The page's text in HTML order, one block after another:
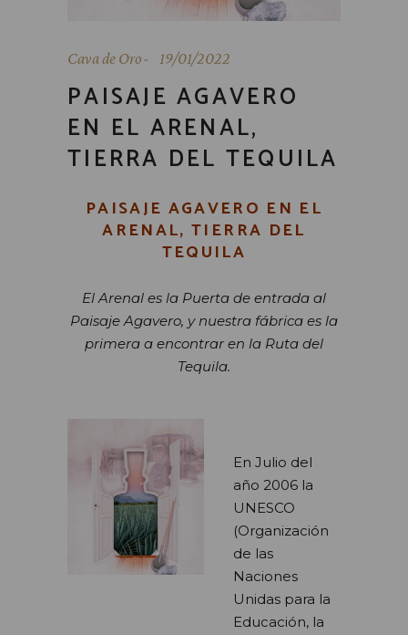
Cava de Oro 19/01/2022
PAISAJE AGAVERO
EN EL ARENAL,
TIERRA DEL TEQUILA
PAISAJE AGAVERO EN EL
ARENAL, TIERRA DEL
TEQUILA
El Arenal es la Puerta de entrada al
Paisaje Agavero, y nuestra fábrica es la
primera a encontrar en la Ruta del
Tequila.
En Julio del
año 2006 la
UNESCO
(Organización
de las
Naciones
Unidas para la
Educación, la